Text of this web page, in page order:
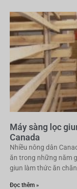
Máy sàng lọc
Canada
Nhiều nông dân
ăn trong những năm
giun làm thức ăn
Đọc thêm »